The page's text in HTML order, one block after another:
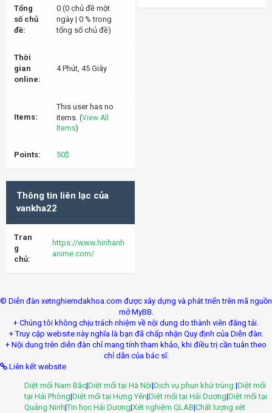
Tổng
số chủ
đề:
0 (0 chủ đề một
ngày | 0 % trong
tổng số chủ đề)
Thời
gian
online:
4 Phút, 45 Giây
Items:
This user has no
items. (View All
Items)
Points: 50$
Thông tin liên lạc của
vankha22
Tran
g
chủ:
https://www.hinhanh
anime.com/
© Diễn đàn xetnghiemdakhoa.com được xây dựng và phát triển trên mã nguồn
mở MyBB.
+ Chúng tôi không chịu trách nhiệm về nội dung do thành viên đăng tải.
+ Truy cập website này nghĩa là bạn đã chấp nhận Quy định của Diễn đàn.
+ Nội dung trên diễn đàn chỉ mang tính tham khảo, khi điều trị cần tuân theo
chỉ dẫn của bác sĩ.
Liên kết website
Diệt mối Nam Bắc|Diệt mối tại Hà Nội|Dịch vụ phun khử trùng |Diệt mối
tại Hải Phòng|Diệt mối tại Hưng Yên|Diệt mối tại Hải Dương|Diệt mối tại
Quảng Ninh|Tin học Hải Dương|Xét nghiệm QLAB|Chất lượng xét